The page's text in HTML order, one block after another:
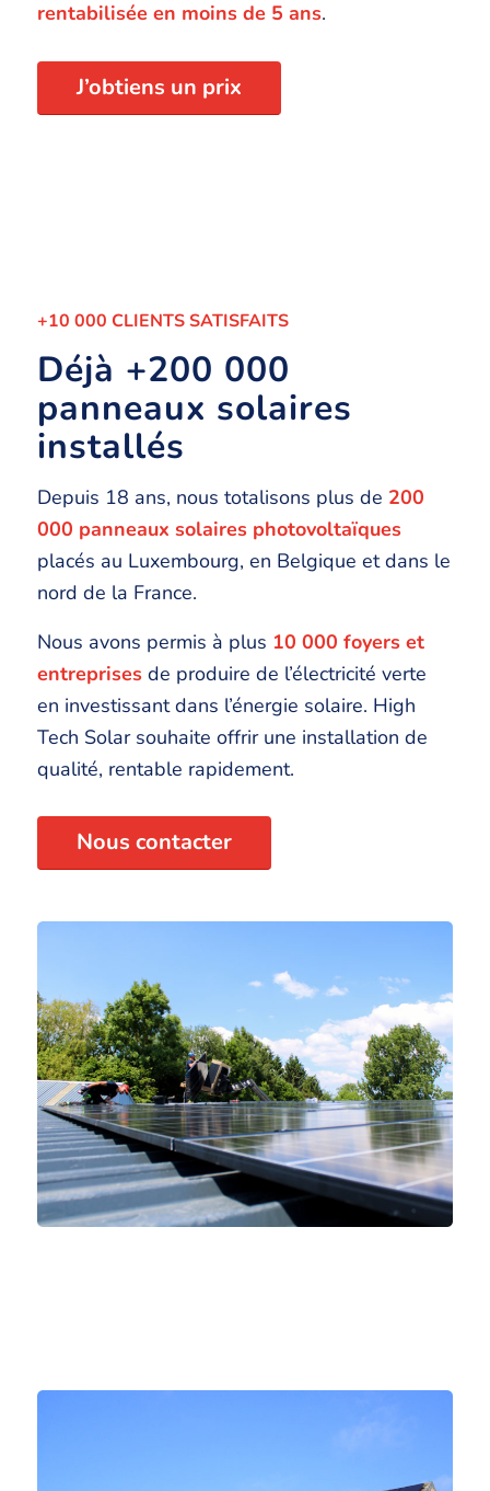
rentabilisée en moins de 5 ans.
J’obtiens un prix
+10 000 CLIENTS SATISFAITS
Déjà +200 000
panneaux solaires
installés
Depuis 18 ans, nous totalisons plus de 200
000 panneaux solaires photovoltaïques
placés au Luxembourg, en Belgique et dans le
nord de la France.
Nous avons permis à plus 10 000 foyers et
entreprisesde produire de l’électricité verte
en investissant dans l’énergie solaire. High
Tech Solar souhaite offrir une installation de
qualité, rentable rapidement.
Nous contacter